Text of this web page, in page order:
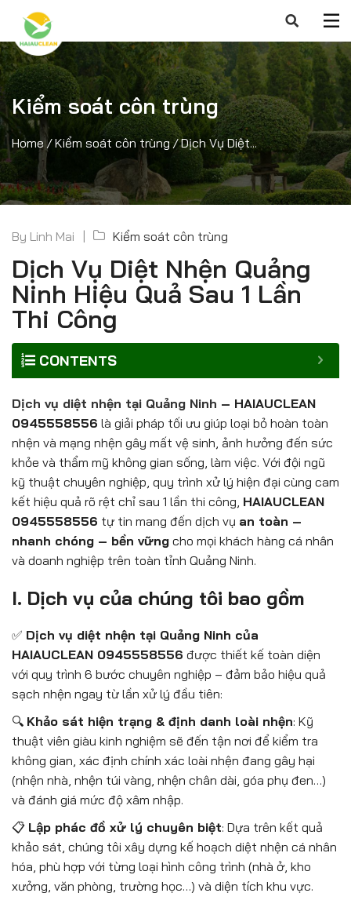
Kiểm soát côn trùng
Home/Kiểm soát côn trùng /Dịch Vụ Diệt...
By Linh Mai Kiểm soát côn trùng
Dịch Vụ Diệt Nhện Quảng
Ninh Hiệu Quả Sau 1 Lần
Thi Công
CONTENTS
Dịch vụ diệt nhện tại Quảng Ninh – HAIAUCLEAN
0945558556 là giải pháp tối ưu giúp loại bỏ hoàn toàn
nhện và mạng nhện gây mất vệ sinh, ảnh hưởng đến sức
khỏe và thẩm mỹ không gian sống, làm việc. Với đội ngũ
kỹ thuật chuyên nghiệp, quy trình xử lý hiện đại cùng cam
kết hiệu quả rõ rệt chỉ sau 1 lần thi công, HAIAUCLEAN
0945558556 tự tin mang đến dịch vụ an toàn –
nhanh chóng – bền vững cho mọi khách hàng cá nhân
và doanh nghiệp trên toàn tỉnh Quảng Ninh.
I. Dịch vụ của chúng tôi bao gồm
✅ Dịch vụ diệt nhện tại Quảng Ninh của
HAIAUCLEAN 0945558556 được thiết kế toàn diện
với quy trình 6 bước chuyên nghiệp – đảm bảo hiệu quả
sạch nhện ngay từ lần xử lý đầu tiên:
🔍 Khảo sát hiện trạng & định danh loài nhện: Kỹ
thuật viên giàu kinh nghiệm sẽ đến tận nơi để kiểm tra
không gian, xác định chính xác loài nhện đang gây hại
(nhện nhà, nhện túi vàng, nhện chân dài, góa phụ đen…)
và đánh giá mức độ xâm nhập.
📋 Lập phác đồ xử lý chuyên biệt: Dựa trên kết quả
khảo sát, chúng tôi xây dựng kế hoạch diệt nhện cá nhân
hóa, phù hợp với từng loại hình công trình (nhà ở, kho
xưởng, văn phòng, trường học…) và diện tích khu vực.